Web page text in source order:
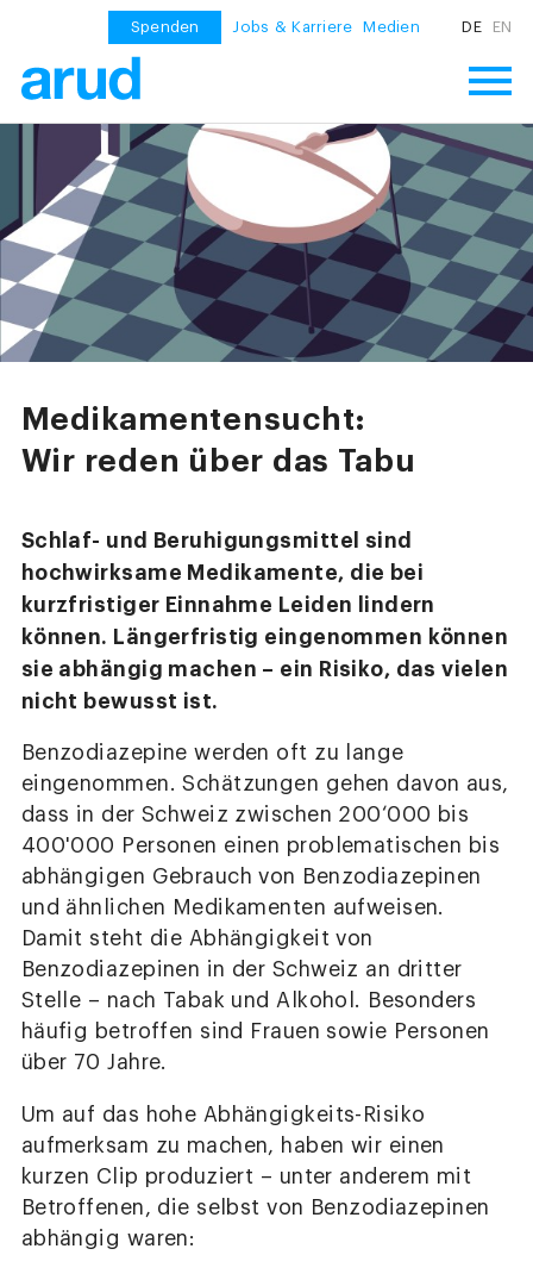
Spenden Jobs & Karriere Medien DE EN
Medikamentensucht:
Wir reden über das Tabu
Schlaf- und Beruhigungsmittel sind
hochwirksame Medikamente, die bei
kurzfristiger Einnahme Leiden lindern
können. Längerfristig eingenommen können
sie abhängig machen – ein Risiko, das vielen
nicht bewusst ist.
Benzodiazepine werden oft zu lange
eingenommen. Schätzungen gehen davon aus,
dass in der Schweiz zwischen 200‘000 bis
400'000 Personen einen problematischen bis
abhängigen Gebrauch von Benzodiazepinen
und ähnlichen Medikamenten aufweisen.
Damit steht die Abhängigkeit von
Benzodiazepinen in der Schweiz an dritter
Stelle – nach Tabak und Alkohol. Besonders
häufig betroffen sind Frauen sowie Personen
über 70 Jahre.
Um auf das hohe Abhängigkeits-Risiko
aufmerksam zu machen, haben wir einen
kurzen Clip produziert – unter anderem mit
Betroffenen, die selbst von Benzodiazepinen
abhängig waren: